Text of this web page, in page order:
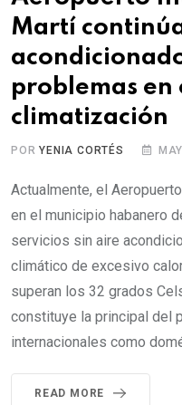
Martí
problemas en
climatización
PORYENIA CORTÉS
Actualmente, el
en el municipio habanero
servicios sin aire
climático de excesivo
superan los 32 grados
constituye la principal del
internacionales como
READ MORE